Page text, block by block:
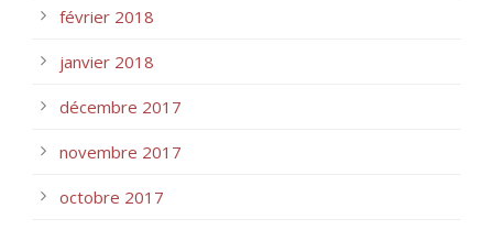
février 2018
janvier 2018
décembre 2017
novembre 2017
octobre 2017